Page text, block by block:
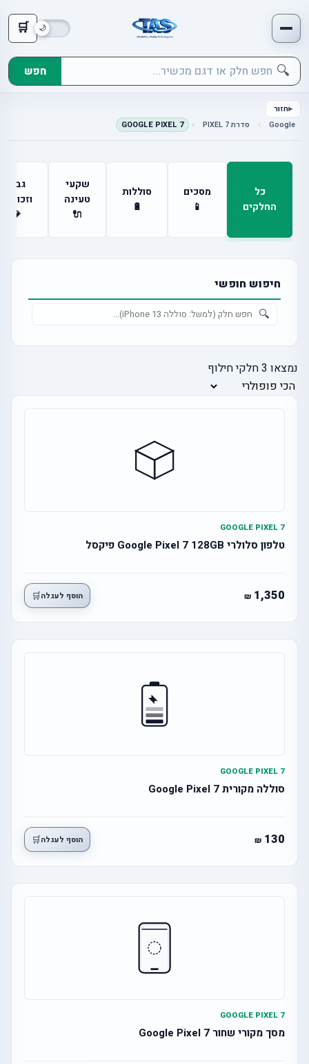
🛒
🔍 חפש
חזור
Google
סדרת PIXEL 7 GOOGLE PIXEL 7
כל
החלקים
מסכים
📱
סוללות
🔋
שקעי
טעינה
🔌
גבים
💎
חיפוש חופשי
🔍
נמצאו 3חלקי חילוף
GOOGLE PIXEL 7
טלפון סלולרי Google Pixel 7 128GB פיקסל
1,350 הוסף לעגלה🛒
GOOGLE PIXEL 7
סוללה מקורית Google Pixel 7
130 הוסף לעגלה🛒
GOOGLE PIXEL 7
מסך מקורי שחור Google Pixel 7